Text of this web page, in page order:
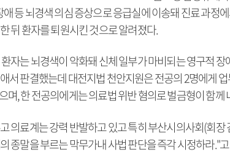
애 등 뇌경색 의심 증상으로 응급실에 이송돼 진료 과정
뒤 환자를 퇴원시킨 것으로 알려졌다.
자는 뇌경색이 악화돼 신체 일부가 마비되는 영구적
서 판결했는데 대전지법 천안지원은 전공의 2명에게
며, 한 전공의에게는 의료법 위반 혐의로 벌금형이 함께
의료계는 강력 반발하고 있고 특히 부산시의사회(회
종말을 부르는 막무가내 사법 판단을 즉각 시정하라."